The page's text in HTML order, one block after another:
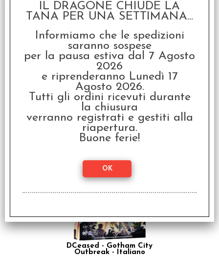
Marvel Zombies -
Heroes' Resistance
59,99
Marvel Zombies - X-Men
Resistance
DCeased - Gotham City
Outbreak - Italiano
IL DRAGONE CHIUDE LA
TANA PER UNA SETTIMANA...
Informiamo che le spedizioni
saranno sospese
per la pausa estiva dal 7 Agosto
2026
e riprenderanno Lunedì 17
Agosto 2026.
Tutti gli ordini ricevuti durante
la chiusura
verranno registrati e gestiti alla
riapertura.
Buone ferie!